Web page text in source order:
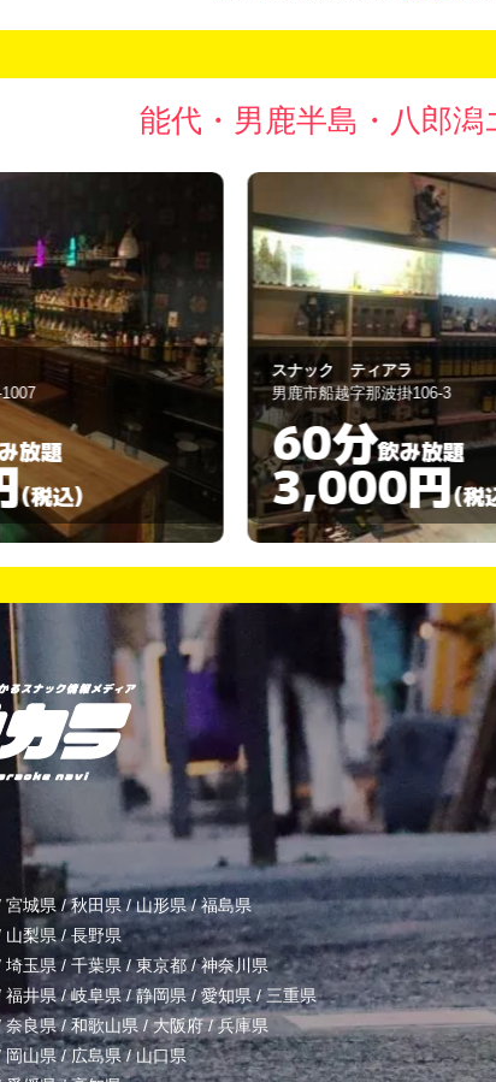
能代・男鹿半島・八郎
放題
(税込)
スナック ティアラ
男鹿市船越字那波掛106-3
60分飲み放題
3,000円(税
宮城県 /秋田県 /山形県/福島県
山梨県/長野県
埼玉県/ 千葉県 /東京都/神奈川県
福井県/岐阜県/静岡県/ 愛知県 / 三重県
奈良県/和歌山県 /大阪府/兵庫県
岡山県/広島県/山口県